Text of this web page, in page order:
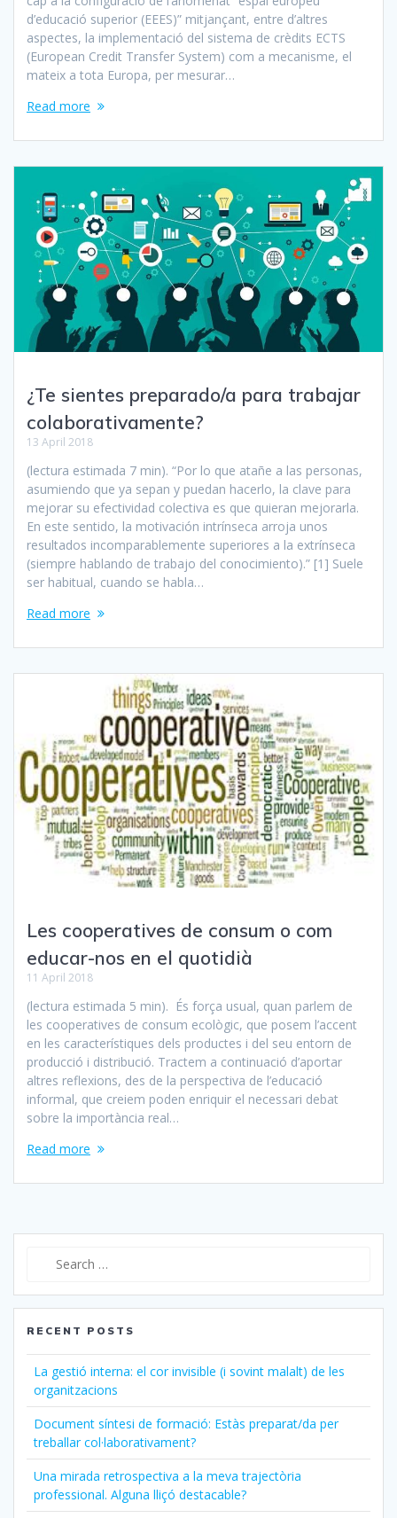
d’educació superior (EEES)” mitjançant, entre d’altres
aspectes, la implementació del sistema de crèdits ECTS
(European Credit Transfer System) com a mecanisme, el
mateix a tota Europa, per mesurar…
Read more
¿Te sientes preparado/a para trabajar
colaborativamente?
13 April 2018
(lectura estimada 7 min). “Por lo que atañe a las personas,
asumiendo que ya sepan y puedan hacerlo, la clave para
mejorar su efectividad colectiva es que quieran mejorarla.
En este sentido, la motivación intrínseca arroja unos
resultados incomparablemente superiores a la extrínseca
(siempre hablando de trabajo del conocimiento).” [1] Suele
ser habitual, cuando se habla…
Read more
Les cooperatives de consum o com
educar-nos en el quotidià
11 April 2018
(lectura estimada 5 min). És força usual, quan parlem de
les cooperatives de consum ecològic, que posem l’accent
en les característiques dels productes i del seu entorn de
producció i distribució. Tractem a continuació d’aportar
altres reflexions, des de la perspectiva de l’educació
informal, que creiem poden enriquir el necessari debat
sobre la importància real…
Read more
RECENT POSTS
La gestió interna: el cor invisible (i sovint malalt) de les
organitzacions
Document síntesi de formació: Estàs preparat/da per
treballar col·laborativament?
Una mirada retrospectiva a la meva trajectòria
professional. Alguna lliçó destacable?